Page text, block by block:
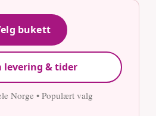
bukett
levering & tider
Norge • Populært valg